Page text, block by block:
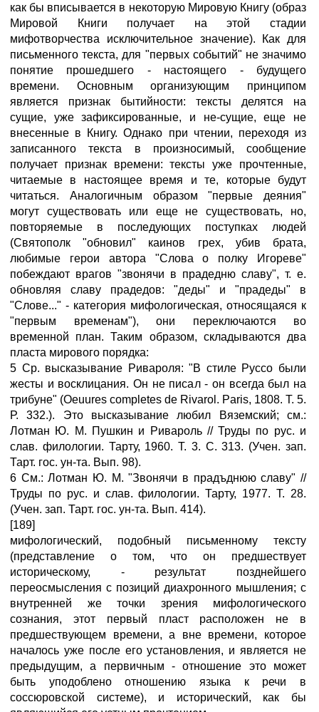
как бы вписывается в некоторую Мировую Книгу (образ
Мировой Книги получает на этой стадии
мифотворчества исключительное значение). Как для
письменного текста, для "первых событий" не значимо
понятие прошедшего - настоящего - будущего
времени. Основным организующим принципом
является признак бытийности: тексты делятся на
сущие, уже зафиксированные, и не-сущие, еще не
внесенные в Книгу. Однако при чтении, переходя из
записанного текста в произносимый, сообщение
получает признак времени: тексты уже прочтенные,
читаемые в настоящее время и те, которые будут
читаться. Аналогичным образом "первые деяния"
могут существовать или еще не существовать, но,
повторяемые в последующих поступках людей
(Святополк "обновил" каинов грех, убив брата,
любимые герои автора "Слова о полку Игореве"
побеждают врагов "звонячи в прадедню славу", т. е.
обновляя славу прадедов: "деды" и "прадеды" в
"Слове..." - категория мифологическая, относящаяся к
"первым временам"), они переключаются во
временной план. Таким образом, складываются два
пласта мирового порядка:
5 Ср. высказывание Ривароля: "В стиле Руссо были
жесты и восклицания. Он не писал - он всегда был на
трибуне" (Oeuures completes de Rivarol. Paris, 1808. Т. 5.
Р. 332.). Это высказывание любил Вяземский; см.:
Лотман Ю. М. Пушкин и Ривароль // Труды по рус. и
слав. филологии. Тарту, 1960. Т. 3. С. 313. (Учен. зап.
Тарт. гос. ун-та. Вып. 98).
6 См.: Лотман Ю. М. "Звонячи в прадъднюю славу" //
Труды по рус. и слав. филологии. Тарту, 1977. Т. 28.
(Учен. зап. Тарт. гос. ун-та. Вып. 414).
[189]
мифологический, подобный письменному тексту
(представление о том, что он предшествует
историческому, - результат позднейшего
переосмысления с позиций диахронного мышления; с
внутренней же точки зрения мифологического
сознания, этот первый пласт расположен не в
предшествующем времени, а вне времени, которое
началось уже после его установления, и является не
предыдущим, а первичным - отношение это может
быть уподоблено отношению языка к речи в
соссюровской системе), и исторический, как бы